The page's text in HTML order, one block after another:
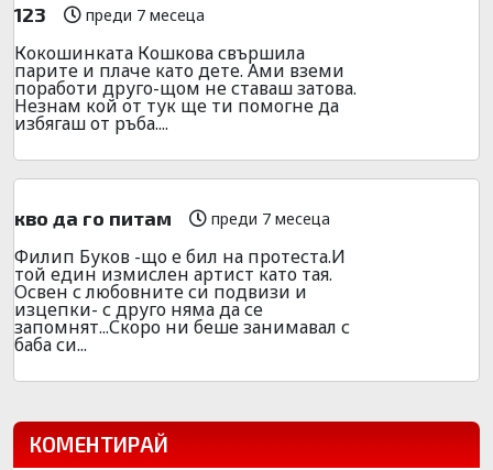
123 преди 7 месеца
Кокошинката Кошкова свършила
парите и плаче като дете. Ами вземи
поработи друго-щом не ставаш затова.
Незнам кой от тук ще ти помогне да
избягаш от ръба....
кво да го питам преди 7 месеца
Филип Буков -що е бил на протеста.И
той един измислен артист като тая.
Освен с любовните си подвизи и
изцепки- с друго няма да се
запомнят...Скоро ни беше занимавал с
баба си...
КОМЕНТИРАЙ